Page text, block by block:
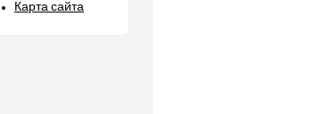
Карта сайта